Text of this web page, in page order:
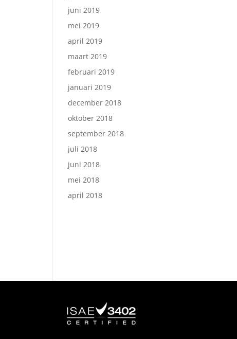
juni 2019
mei 2019
april 2019
maart 2019
februari 2019
januari 2019
december 2018
oktober 2018
september 2018
juli 2018
juni 2018
mei 2018
april 2018